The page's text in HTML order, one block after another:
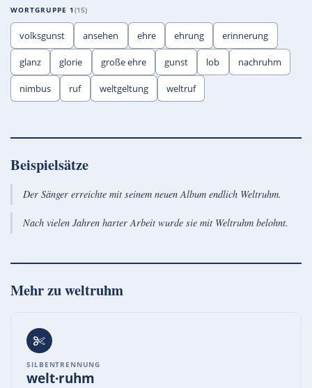
WORTGRUPPE 1 15
volksgunst ansehen ehre ehrung erinnerung
glanz glorie große ehre gunst lob nachruhm
nimbus ruf weltgeltung weltruf
Beispielsätze
Der Sänger erreichte mit seinem neuen Album endlich Weltruhm.
Nach vielen Jahren harter Arbeit wurde sie mit Weltruhm belohnt.
Mehr zuweltruhm
SILBENTRENNUNG
welt·ruhm